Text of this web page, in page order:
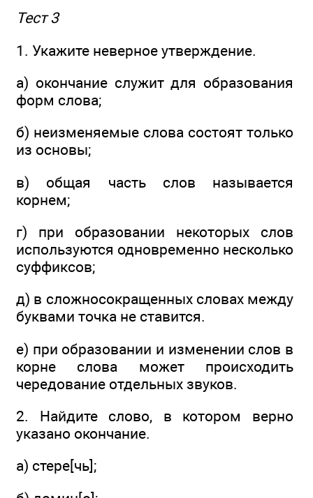
Тест 3
1. Укажите неверное утверждение.
а) окончание служит для образования
форм слова;
б) неизменяемые слова состоят только
из основы;
в) общая часть слов называется
корнем;
г) при образовании некоторых слов
используются одновременно несколько
суффиксов;
д) в сложносокращенных словах между
буквами точка не ставится.
е) при образовании и изменении слов в
корне слова может происходить
чередование отдельных звуков.
2. Найдите слово, в котором верно
указано окончание.
а) стере[чь];